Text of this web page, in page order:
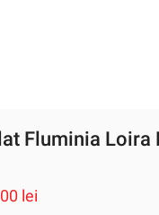
Fluminia Loira
lei